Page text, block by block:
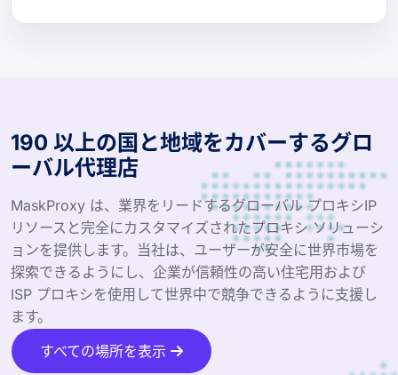
190 以上の国と地域をカバーするグロ
ーバル代理店
MaskProxy は、業界をリードするグローバル プロキシIP
リソースと完全にカスタマイズされたプロキシ ソリューシ
ョンを提供します。当社は、ユーザーが安全に世界市場を
探索できるようにし、企業が信頼性の高い住宅用および
ISP プロキシを使用して世界中で競争できるように支援し
ます。
すべての場所を表示